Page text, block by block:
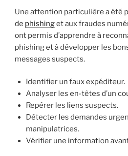
Une attention particulière a été
de phishinget aux fraudes
ont permis d’apprendre à
phishing et à développer les
messages suspects.
Identifier un faux expéditeur.
Analyser les en-têtes d’un
Repérer les liens suspects.
Détecter les demandes
manipulatrices.
Vérifier une information avant